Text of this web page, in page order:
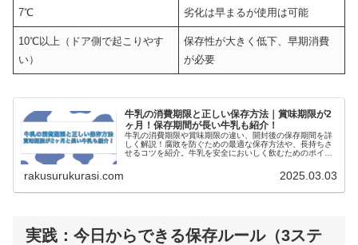
7℃ 劣化は早まるが使用は可能
10℃以上（ドア側で起こりやす
い）
保存性が大きく低下、早期消費
が必要
牛乳の消費期限と正しい保存方法｜賞味期限が2
ヶ月！保存期間が長い牛乳も紹介！
牛乳の消費期限や賞味期限の違い、開封後の保存期間を詳
しく解説！腐敗を防ぐための最適な保存方法や、長持ちさ
せるコツを紹介。牛乳を安全においしく飲むためのポイン
rakusurukurasi.com 2025.03.03
実践：今日からできる保存ルール（3ステ